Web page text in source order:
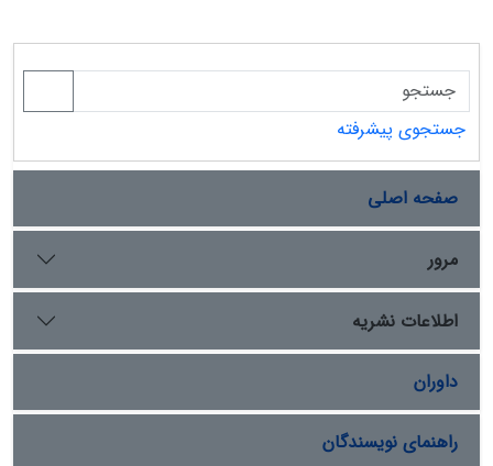
جستجوی پیشرفته
صفحه اصلی
مرور
اطلاعات نشریه
داوران
راهنمای نویسندگان